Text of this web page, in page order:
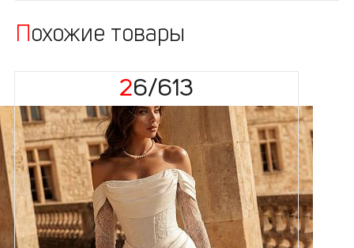
Похожие товары
26/613